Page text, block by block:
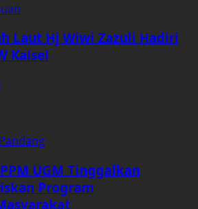
Laut Hj Wiwi Zazuli Hadiri
Kalsel
UGM Tinggalkan
Program